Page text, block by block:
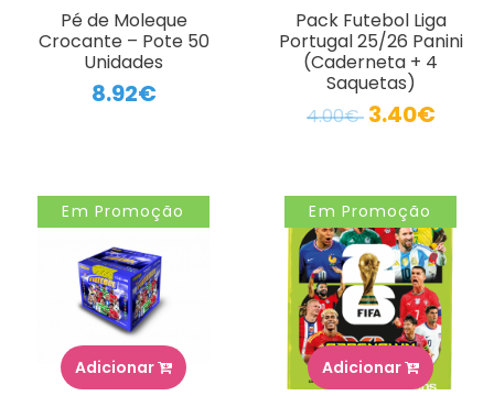
Pé de Moleque
Crocante – Pote 50
Unidades
8.92€
Pack Futebol Liga
Portugal 25/26 Panini
(Caderneta + 4
Saquetas)
4.00€ 3.40€
Em Promoção
Adicionar
Em Promoção
Adicionar